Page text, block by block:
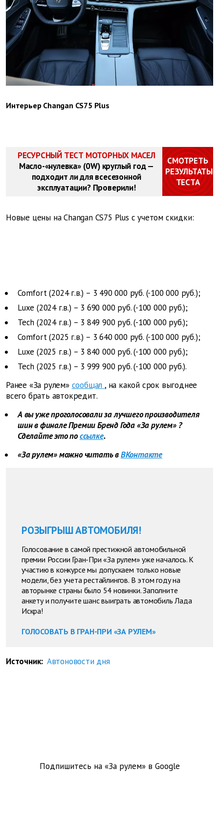
Интерьер Changan CS75 Plus
РЕСУРСНЫЙ ТЕСТ МОТОРНЫХ МАСЕЛ
Масло-«нулевка» (0W) круглый год —
подходит ли для всесезонной
эксплуатации? Проверили!
СМОТРЕТЬ
РЕЗУЛЬТАТЫ
ТЕСТА
Новые цены на Changan CS75 Plus с учетом скидки:
Comfort (2024 г.в.) – 3 490 000 руб. (-100 000 руб.);
Luxe (2024 г.в.) – 3 690 000 руб. (-100 000 руб.);
Tech (2024 г.в.) – 3 849 900 руб. (-100 000 руб.);
Comfort (2025 г.в.) – 3 640 000 руб. (-100 000 руб.);
Luxe (2025 г.в.) – 3 840 000 руб. (-100 000 руб.);
Tech (2025 г.в.) – 3 999 900 руб. (-100 000 руб.).
Ранее «За рулем» сообщал , на какой срок выгоднее
всего брать автокредит.
А вы уже проголосовали за лучшего производителя
шин в финале Премии Бренд Года«За рулем» ?
Сделайте это поссылке.
«За рулем» можно читать вВКонтакте
РОЗЫГРЫШ АВТОМОБИЛЯ!
Голосование в самой престижной автомобильной
премии России Гран-При «За рулем» уже началось. К
участию в конкурсе мы допускаем только новые
модели, без учета рестайлингов. В этом году на
авторынке страны было 54 новинки. Заполните
анкету и получите шанс выиграть автомобиль Лада
Искра!
ГОЛОСОВАТЬ В ГРАН-ПРИ «ЗА РУЛЕМ»
Источник: Автоновости дня
Подпишитесь на «За рулем» в Google